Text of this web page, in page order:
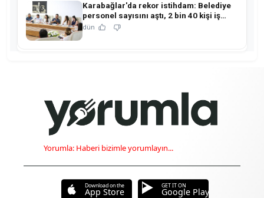
Karabağlar'da rekor istihdam: Belediye
personel sayısını aştı, 2 bin 40 kişi iş
sahibi oldu!
dün
Yorumla: Haberi bizimle yorumlayın...
Download on the
App Store
GET IT ON
Google Play